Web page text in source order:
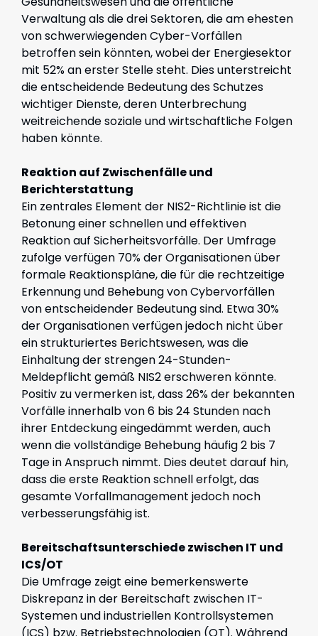
Verwaltung als die drei Sektoren, die am ehesten
von schwerwiegenden Cyber-Vorfällen
betroffen sein könnten, wobei der Energiesektor
mit 52% an erster Stelle steht. Dies unterstreicht
die entscheidende Bedeutung des Schutzes
wichtiger Dienste, deren Unterbrechung
weitreichende soziale und wirtschaftliche Folgen
haben könnte.
Reaktion auf Zwischenfälle und
Berichterstattung
Ein zentrales Element der NIS2-Richtlinie ist die
Betonung einer schnellen und effektiven
Reaktion auf Sicherheitsvorfälle. Der Umfrage
zufolge verfügen 70% der Organisationen über
formale Reaktionspläne, die für die rechtzeitige
Erkennung und Behebung von Cybervorfällen
von entscheidender Bedeutung sind. Etwa 30%
der Organisationen verfügen jedoch nicht über
ein strukturiertes Berichtswesen, was die
Einhaltung der strengen 24-Stunden-
Meldepflicht gemäß NIS2 erschweren könnte.
Positiv zu vermerken ist, dass 26% der bekannten
Vorfälle innerhalb von 6 bis 24 Stunden nach
ihrer Entdeckung eingedämmt werden, auch
wenn die vollständige Behebung häufig 2 bis 7
Tage in Anspruch nimmt. Dies deutet darauf hin,
dass die erste Reaktion schnell erfolgt, das
gesamte Vorfallmanagement jedoch noch
verbesserungsfähig ist.
Bereitschaftsunterschiede zwischen IT und
ICS/OT
Die Umfrage zeigt eine bemerkenswerte
Diskrepanz in der Bereitschaft zwischen IT-
Systemen und industriellen Kontrollsystemen